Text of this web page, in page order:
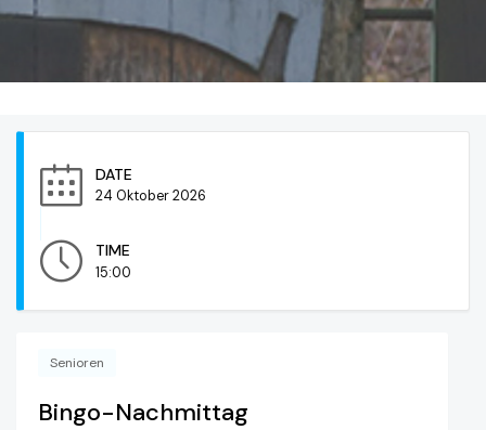
DATE
24 Oktober 2026
TIME
15:00
Senioren
Bingo-Nachmittag